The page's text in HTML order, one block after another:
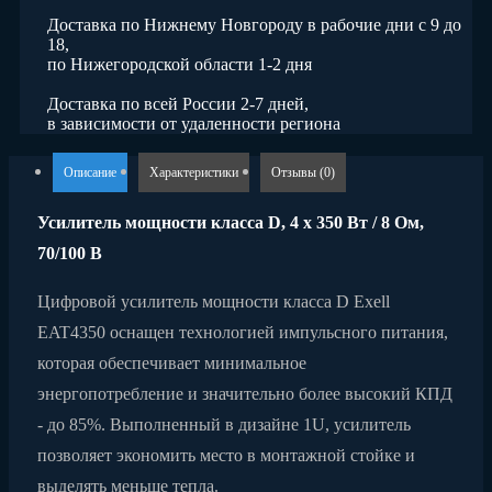
Доставка по Нижнему Новгороду в рабочие дни с 9 до
18,
по Нижегородской области 1-2 дня
Доставка по всей России 2-7 дней,
в зависимости от удаленности региона
Описание Характеристики Отзывы (0)
Усилитель мощности класса D, 4 x 350 Вт / 8 Ом,
70/100 В
Цифровой усилитель мощности класса D Exell
EAT4350 оснащен технологией импульсного питания,
которая обеспечивает минимальное
энергопотребление и значительно более высокий КПД
- до 85%. Выполненный в дизайне 1U, усилитель
позволяет экономить место в монтажной стойке и
выделять меньше тепла.